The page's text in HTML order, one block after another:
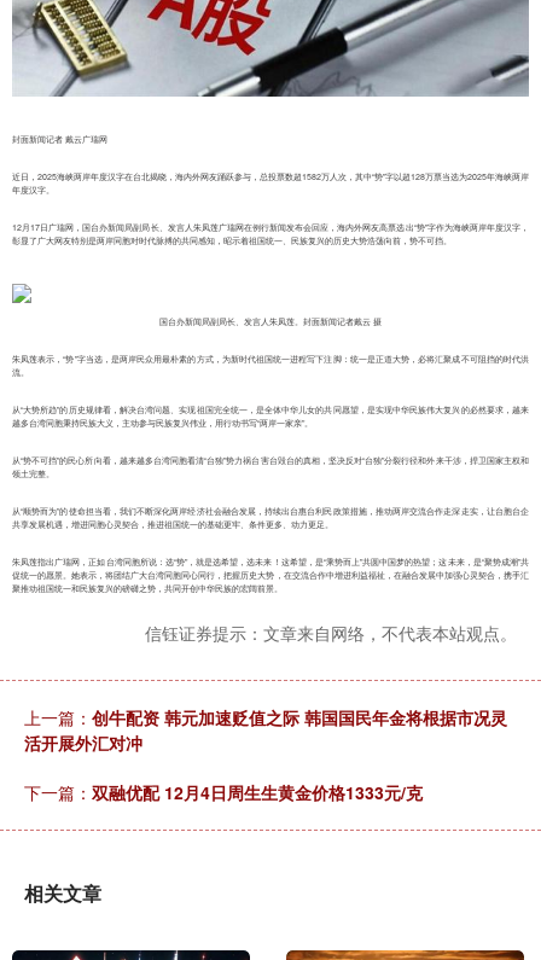
封面新闻记者 戴云广瑞网
近日，2025海峡两岸年度汉字在台北揭晓，海内外网友踊跃参与，总投票数超1582万人次，其中“势”字以超128万票当选为2025年海峡两岸
年度汉字。
12月17日广瑞网，国台办新闻局副局长、发言人朱凤莲广瑞网在例行新闻发布会回应，海内外网友高票选出“势”字作为海峡两岸年度汉字，
彰显了广大网友特别是两岸同胞对时代脉搏的共同感知，昭示着祖国统一、民族复兴的历史大势浩荡向前，势不可挡。
国台办新闻局副局长、发言人朱凤莲。封面新闻记者戴云 摄
朱凤莲表示，“势”字当选，是两岸民众用最朴素的方式，为新时代祖国统一进程写下注脚：统一是正道大势，必将汇聚成不可阻挡的时代洪
流。
从“大势所趋”的历史规律看，解决台湾问题、实现祖国完全统一，是全体中华儿女的共同愿望，是实现中华民族伟大复兴的必然要求，越来
越多台湾同胞秉持民族大义，主动参与民族复兴伟业，用行动书写“两岸一家亲”。
从“势不可挡”的民心所向看，越来越多台湾同胞看清“台独”势力祸台害台毁台的真相，坚决反对“台独”分裂行径和外来干涉，捍卫国家主权和
领土完整。
从“顺势而为”的使命担当看，我们不断深化两岸经济社会融合发展，持续出台惠台利民政策措施，推动两岸交流合作走深走实，让台胞台企
共享发展机遇，增进同胞心灵契合，推进祖国统一的基础更牢、条件更多、动力更足。
朱凤莲指出广瑞网，正如台湾同胞所说：选“势”，就是选希望，选未来！这希望，是“乘势而上”共圆中国梦的热望；这未来，是“聚势成潮”共
促统一的愿景。她表示，将团结广大台湾同胞同心同行，把握历史大势，在交流合作中增进利益福祉，在融合发展中加强心灵契合，携手汇
聚推动祖国统一和民族复兴的磅礴之势，共同开创中华民族的宏阔前景。
信钰证券提示：文章来自网络，不代表本站观点。
上一篇： 创牛配资 韩元加速贬值之际 韩国国民年金将根据市况灵
活开展外汇对冲
下一篇： 双融优配 12月4日周生生黄金价格1333元/克
相关文章